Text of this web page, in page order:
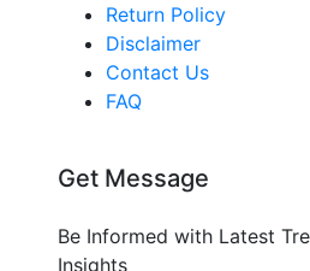
Return Policy
Disclaimer
Contact Us
FAQ
Get Message
Be Informed with Latest
Insights